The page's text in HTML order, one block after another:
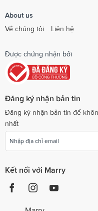
About us
Về chúng tôi
Liên hệ
Được chứng nhận bởi
Đăng ký nhận bản tin
Đăng ký nhận bản tin để
nhất
Kết nối với Marry